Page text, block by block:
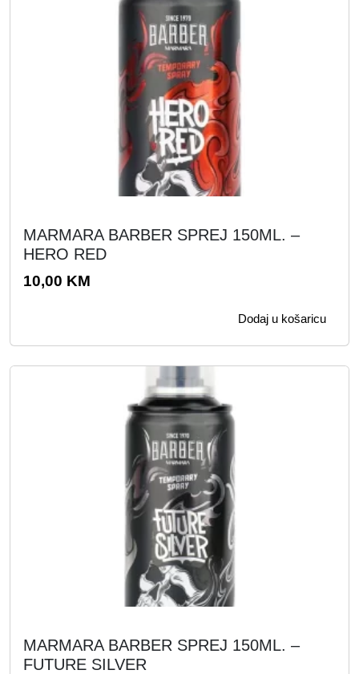
MARMARA BARBER SPREJ 150ML. –
HERO RED
10,00 KM
Dodaj u košaricu
MARMARA BARBER SPREJ 150ML. –
FUTURE SILVER